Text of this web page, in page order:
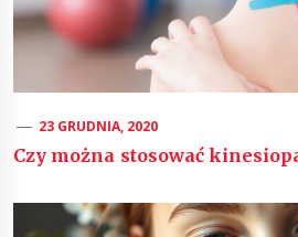
23 GRUDNIA, 2020
Czy można stosować